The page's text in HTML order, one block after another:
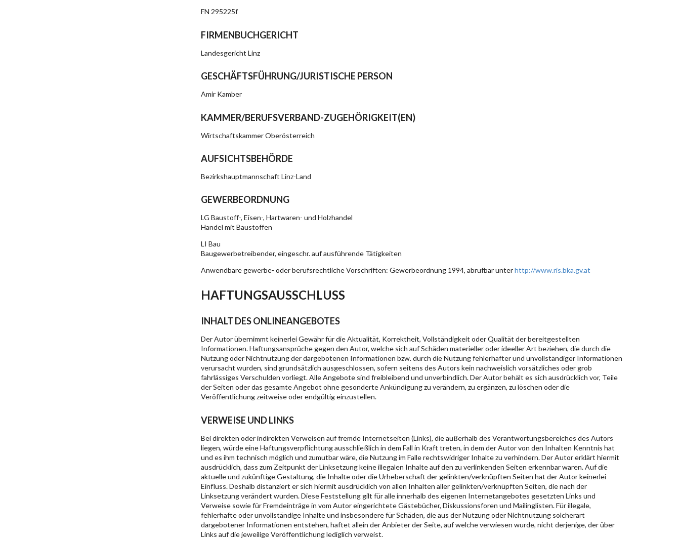
FN 295225f
FIRMENBUCHGERICHT
Landesgericht Linz
GESCHÄFTSFÜHRUNG/JURISTISCHE PERSON
Amir Kamber
KAMMER/BERUFSVERBAND-ZUGEHÖRIGKEIT(EN)
Wirtschaftskammer Oberösterreich
AUFSICHTSBEHÖRDE
Bezirkshauptmannschaft Linz-Land
GEWERBEORDNUNG
LG Baustoff-, Eisen-, Hartwaren- und Holzhandel
Handel mit Baustoffen
LI Bau
Baugewerbetreibender, eingeschr. auf ausführende Tätigkeiten
Anwendbare gewerbe- oder berufsrechtliche Vorschriften: Gewerbeordnung 1994, abrufbar unterhttp://www.ris.bka.gv.at
HAFTUNGSAUSSCHLUSS
INHALT DES ONLINEANGEBOTES
Der Autor übernimmt keinerlei Gewähr für die Aktualität, Korrektheit, Vollständigkeit oder Qualität der bereitgestellten
Informationen. Haftungsansprüche gegen den Autor, welche sich auf Schäden materieller oder ideeller Art beziehen, die durch die
Nutzung oder Nichtnutzung der dargebotenen Informationen bzw. durch die Nutzung fehlerhafter und unvollständiger Informationen
verursacht wurden, sind grundsätzlich ausgeschlossen, sofern seitens des Autors kein nachweislich vorsätzliches oder grob
fahrlässiges Verschulden vorliegt. Alle Angebote sind freibleibend und unverbindlich. Der Autor behält es sich ausdrücklich vor, Teile
der Seiten oder das gesamte Angebot ohne gesonderte Ankündigung zu verändern, zu ergänzen, zu löschen oder die
Veröffentlichung zeitweise oder endgültig einzustellen.
VERWEISE UND LINKS
Bei direkten oder indirekten Verweisen auf fremde Internetseiten (Links), die außerhalb des Verantwortungsbereiches des Autors
liegen, würde eine Haftungsverpflichtung ausschließlich in dem Fall in Kraft treten, in dem der Autor von den Inhalten Kenntnis hat
und es ihm technisch möglich und zumutbar wäre, die Nutzung im Falle rechtswidriger Inhalte zu verhindern. Der Autor erklärt hiermit
ausdrücklich, dass zum Zeitpunkt der Linksetzung keine illegalen Inhalte auf den zu verlinkenden Seiten erkennbar waren. Auf die
aktuelle und zukünftige Gestaltung, die Inhalte oder die Urheberschaft der gelinkten/verknüpften Seiten hat der Autor keinerlei
Einfluss. Deshalb distanziert er sich hiermit ausdrücklich von allen Inhalten aller gelinkten/verknüpften Seiten, die nach der
Linksetzung verändert wurden. Diese Feststellung gilt für alle innerhalb des eigenen Internetangebotes gesetzten Links und
Verweise sowie für Fremdeinträge in vom Autor eingerichtete Gästebücher, Diskussionsforen und Mailinglisten. Für illegale,
fehlerhafte oder unvollständige Inhalte und insbesondere für Schäden, die aus der Nutzung oder Nichtnutzung solcherart
dargebotener Informationen entstehen, haftet allein der Anbieter der Seite, auf welche verwiesen wurde, nicht derjenige, der über
Links auf die jeweilige Veröffentlichung lediglich verweist.